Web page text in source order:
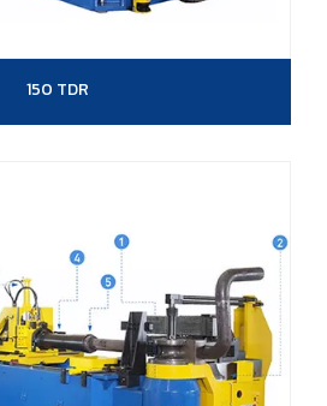
150 TDR